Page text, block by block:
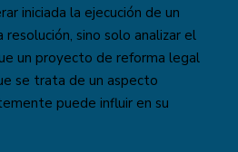
iniciada la ejecución de un
sino solo analizar el
un proyecto de reforma legal
se trata de un aspecto
puede influir en su